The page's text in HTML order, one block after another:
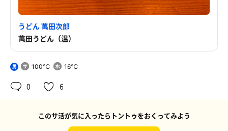
うどん 萬田次郎
萬田うどん（温）
男 100℃ 16℃
0 6
このサ活が気に入ったらトントゥをおくってみよう